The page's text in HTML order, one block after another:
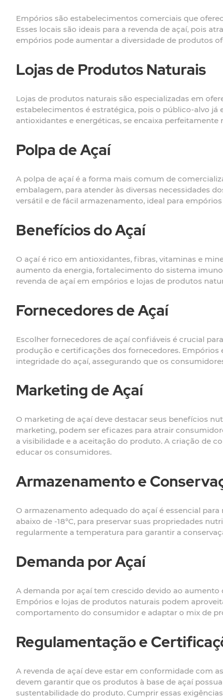
Empórios são estabelecimentos comerciais que
Esses locais são ideais para a revenda de açaí, pois
empórios pode aumentar a diversidade de produtos
Lojas de Produtos Naturais
Lojas de produtos naturais são especializadas em
estabelecimentos é estratégica, pois o público-alvo
antioxidantes e energéticas, se encaixa
Polpa de Açaí
A polpa de açaí é a forma mais comum de
embalagem, para atender às diversas necessidades
versátil e de fácil armazenamento, ideal para
Benefícios do Açaí
O açaí é rico em antioxidantes, fibras, vitaminas e
aumento da energia, fortalecimento do sistema
revenda de açaí em empórios e lojas de produtos
Fornecedores de Açaí
Escolher fornecedores de açaí confiáveis é crucial
produção e certificações dos fornecedores.
integridade do açaí, assegurando que os
Marketing de Açaí
O marketing de açaí deve destacar seus benefícios
marketing, podem ser eficazes para atrair
a visibilidade e a aceitação do produto. A criação de
educar os consumidores.
Armazenamento e
O armazenamento adequado do açaí é essencial
abaixo de -18°C, para preservar suas propriedades
regularmente a temperatura para garantir a
Demanda por Açaí
A demanda por açaí tem crescido devido ao
Empórios e lojas de produtos naturais podem
comportamento do consumidor e adaptar o mix de
Regulamentação e
A revenda de açaí deve estar em conformidade com
devem garantir que os produtos à base de açaí
sustentabilidade do produto. Cumprir essas